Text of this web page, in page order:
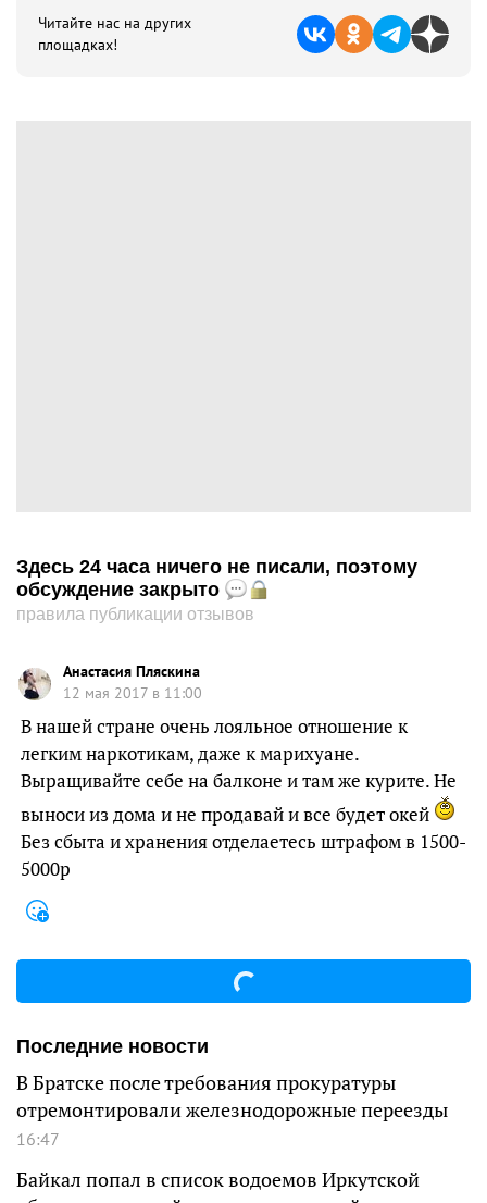
Читайте нас на других
площадках!
Здесь 24 часа ничего не писали, поэтому
обсуждение закрыто
правила публикации отзывов
Анастасия Пляскина
12 мая 2017 в 11:00
В нашей стране очень лояльное отношение к
легким наркотикам, даже к марихуане.
Выращивайте себе на балконе и там же курите. Не
выноси из дома и не продавай и все будет окей
Без сбыта и хранения отделаетесь штрафом в 1500-
5000р
Последние новости
В Братске после требования прокуратуры
отремонтировали железнодорожные переезды
16:47
Байкал попал в список водоемов Иркутской